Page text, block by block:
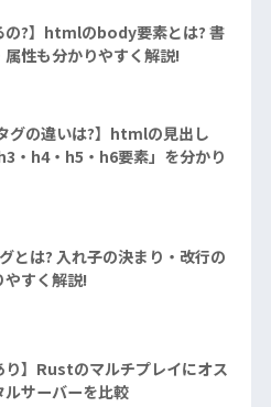
の?】htmlのbody要素とは? 書
属性も分かりやすく解説!
グの違いは?】htmlの見出し
・h4・h5・h6要素」を分かり
は? 入れ子の決まり・改行の
すく解説!
り】Rustのマルチプレイにオス
ルサーバーを比較